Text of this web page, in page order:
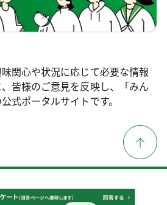
関心や状況に応じて必要な情報
皆様のご意見を反映し、「みん
式ポータルサイトです。